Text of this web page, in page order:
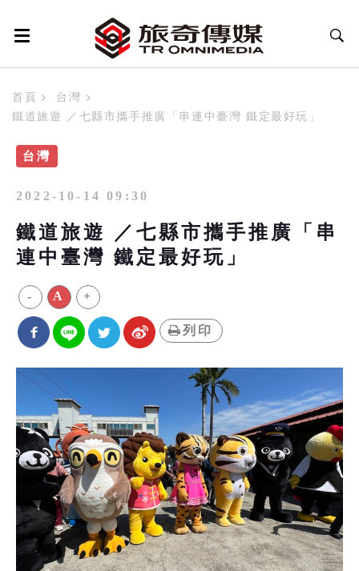
首頁
台灣
鐵道旅遊 ／七縣市攜手推廣「串連中臺灣 鐵定最好玩」
台灣
2022-10-14 09:30
鐵道旅遊 ／七縣市攜手推廣「串
連中臺灣 鐵定最好玩」
- A +
列印